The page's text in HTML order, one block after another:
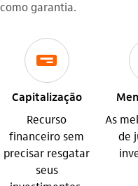
como garantia.
icon-itaufonts_cheque
Capitalização
Recurso
financeiro sem
precisar resgatar
seus
As
de